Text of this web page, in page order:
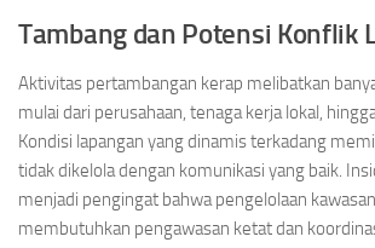
Tambang dan Potensi Konflik
Aktivitas pertambangan kerap melibatkan
mulai dari perusahaan, tenaga kerja lokal,
Kondisi lapangan yang dinamis terkadang
tidak dikelola dengan komunikasi yang baik.
menjadi pengingat bahwa pengelolaan
membutuhkan pengawasan ketat dan